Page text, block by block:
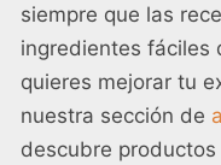
siempre que las
ingredientes fáciles
quieres mejorar tu
nuestra sección de
descubre